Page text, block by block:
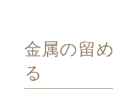
金属の留
る